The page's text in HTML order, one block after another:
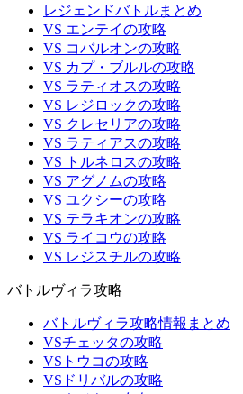
レジェンドバトルまとめ
VS エンテイの攻略
VS コバルオンの攻略
VS カプ・ブルルの攻略
VS ラティオスの攻略
VS レジロックの攻略
VS クレセリアの攻略
VS ラティアスの攻略
VS トルネロスの攻略
VS アグノムの攻略
VS ユクシーの攻略
VS テラキオンの攻略
VS ライコウの攻略
VS レジスチルの攻略
バトルヴィラ攻略
バトルヴィラ攻略情報まとめ
VSチェッタの攻略
VSトウコの攻略
VSドリバルの攻略